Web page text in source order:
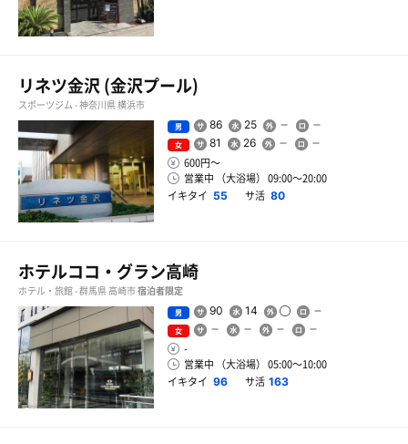
リネツ金沢 (金沢プール)
スポーツジム - 神奈川県 横浜市
男 86 25
女 81 26
600円〜
営業中 （大浴場） 09:00〜20:00
イキタイ 55 サ活 80
ホテルココ・グラン高崎
ホテル・旅館 - 群馬県 高崎市宿泊者限定
男 90 14
女
-
営業中 （大浴場） 05:00〜10:00
イキタイ 96 サ活 163